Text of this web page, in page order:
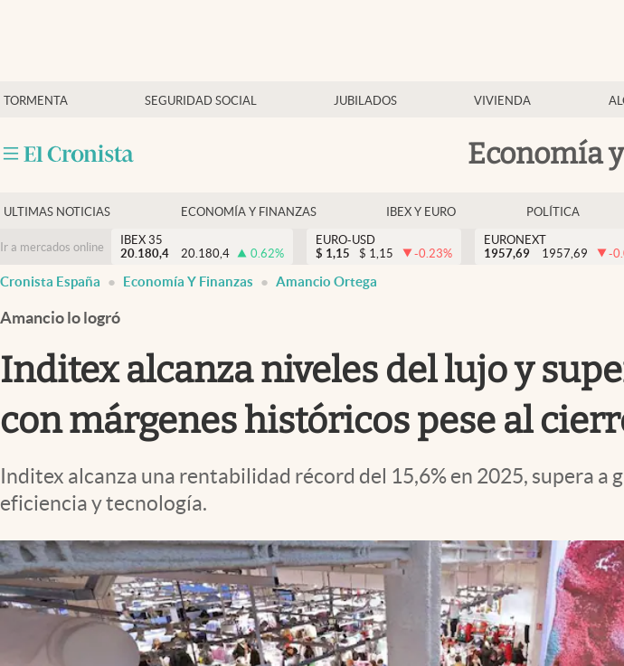
TORMENTA SEGURIDAD SOCIAL JUBILADOS VIVIENDA
Economía
Economía y finanzas
Criptomonedas
ULTIMAS NOTICIAS ECONOMÍA Y FINANZAS IBEX Y EURO POLÍTICA
Ir a mercados online
IBEX 35
20.180,4
20.180,4 0.62%
EURO-USD
$ 1,15 $ 1,15 -0.23%
EURONEXT
1957,69
1957,69 -
Cronista España Economía Y Finanzas Amancio Ortega
Amancio lo logró
Inditex alcanza niveles del lujo y
con márgenes históricos pese al
Inditex alcanza una rentabilidad récord del 15,6% en 2025, supera
eficiencia y tecnología.